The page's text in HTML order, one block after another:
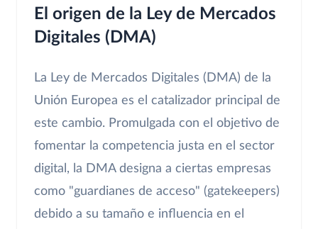
El origen de la Ley de Mercados
Digitales (DMA)
La Ley de Mercados Digitales (DMA) de la
Unión Europea es el catalizador principal de
este cambio. Promulgada con el objetivo de
fomentar la competencia justa en el sector
digital, la DMA designa a ciertas empresas
como "guardianes de acceso" (gatekeepers)
debido a su tamaño e influencia en el